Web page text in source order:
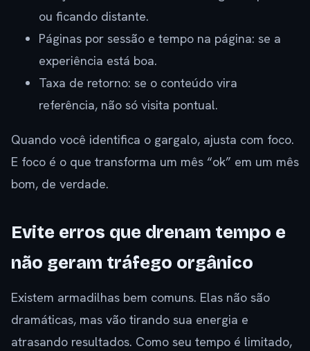
ou ficando distante.
Páginas por sessão e tempo na página: se a
experiência está boa.
Taxa de retorno: se o conteúdo vira
referência, não só visita pontual.
Quando você identifica o gargalo, ajusta com foco.
E foco é o que transforma um mês “ok” em um mês
bom, de verdade.
Evite erros que drenam tempo e
não geram tráfego orgânico
Existem armadilhas bem comuns. Elas não são
dramáticas, mas vão tirando sua energia e
atrasando resultados. Como seu tempo é limitado,